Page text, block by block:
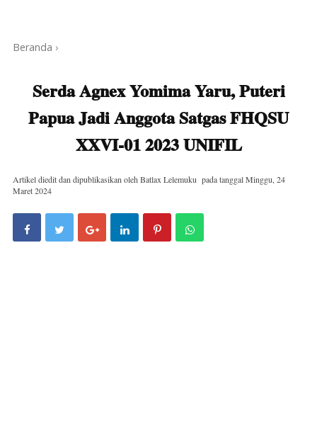
Beranda ›
Serda Agnex Yomima Yaru, Puteri
Papua Jadi Anggota Satgas FHQSU
XXVI-01 2023 UNIFIL
Artikel diedit dan dipublikasikan oleh Batlax Lelemuku pada tanggalMinggu, 24
Maret 2024